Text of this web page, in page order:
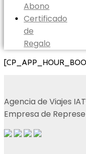
Abono
Certificado
de
Regalo
Agencia de Viajes
Empresa de